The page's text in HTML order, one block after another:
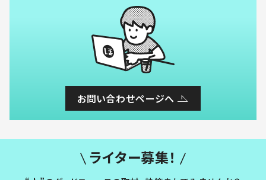
お問い合わせページへ
ライター募集！